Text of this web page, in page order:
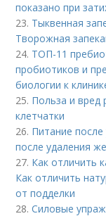
показано при
23. Тыквенная
Творожная
24. ТОП-11
пробиотиков и
биологии к
25. Польза и вред
клетчатки
26. Питание
после удаления
27. Как отличить
Как отличить
от подделки
28.Силовые